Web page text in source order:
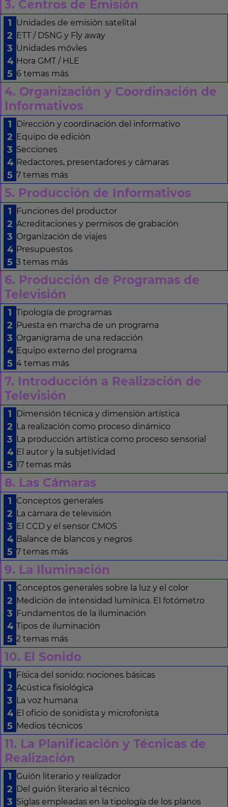
3. Centros de Emisión
Unidades de emisión satelital
ETT / DSNG y Fly away
Unidades móvles
Hora GMT / HLE
6 temas más
4. Organización y Coordinación de
Informativos
Dirección y coordinación del informativo
Equipo de edición
Secciones
Redactores, presentadores y cámaras
7 temas más
5. Producción de Informativos
Funciones del productor
Acreditaciones y permisos de grabación
Organización de viajes
Presupuestos
3 temas más
6. Producción de Programas de
Televisión
Tipología de programas
Puesta en marcha de un programa
Organigrama de una redacción
Equipo externo del programa
4 temas más
7. Introducción a Realización de
Televisión
Dimensión técnica y dimensión artística
La realización como proceso dinámico
La producción artística como proceso sensorial
El autor y la subjetividad
17 temas más
8. Las Cámaras
Conceptos generales
La cámara de televisión
El CCD y el sensor CMOS
Balance de blancos y negros
7 temas más
9. La Iluminación
Conceptos generales sobre la luz y el color
Medición de intensidad lumínica. El fotómetro
Fundamentos de la iluminación
Tipos de iluminación
2 temas más
10. El Sonido
Física del sonido: nociones básicas
Acústica fisiológica
La voz humana
El oficio de sonidista y microfonista
Medios técnicos
11. La Planificación y Técnicas de
Realización
Guión literario y realizador
Del guión literario al técnico
Siglas empleadas en la tipología de los planos